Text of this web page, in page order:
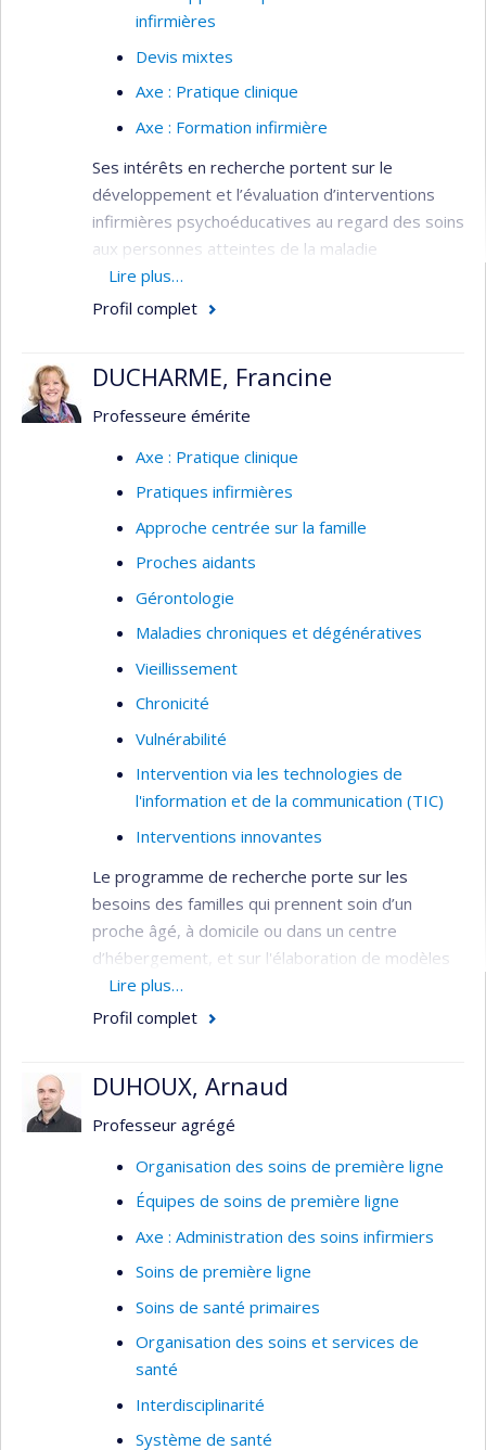
infirmières
Devis mixtes
Axe : Pratique clinique
Axe : Formation infirmière
Ses intérêts en recherche portent sur le
développement et l’évaluation d’interventions
infirmières psychoéducatives au regard des soins
aux personnes atteintes de la maladie
d'Alzheimer ou de maladies apparentées et à
leurs proches aidants. Son travail et ses études
personne âgée et à la famille, à des projets qui
ont donné lieu à des programmes de formation
sciences infirmière de l'Université de Montréal.
Son projet postdoctoral de style recherche-
action est une continuité de son sujet doctoral et
se focalise sur la clientèle âgée atteinte de
troubles neurocognitifs majeurs.
Lire plus…
Profil complet
DUCHARME, Francine
Professeure émérite
Axe : Pratique clinique
Pratiques infirmières
Approche centrée sur la famille
Proches aidants
Gérontologie
Maladies chroniques et dégénératives
Vieillissement
Chronicité
Vulnérabilité
Intervention via les technologies de
l'information et de la communication (TIC)
Interventions innovantes
Le programme de recherche porte sur les
besoins des familles qui prennent soin d’un
proche âgé, à domicile ou dans un centre
d’hébergement, et sur l'élaboration de modèles
novateurs et efficaces d’intervention en soins
infirmiers auprès de ces familles, notamment les
cognitive.
Domaines d'expertise
Proches aidants de personnes âgées
Soins aux personnes âgées et à leur famille
à domicile et en établissement de santé
Interventions psychoéducatives innovantes
pour les familles des personnes âgées
Lire plus…
Profil complet
DUHOUX, Arnaud
Professeur agrégé
Organisation des soins de première ligne
Équipes de soins de première ligne
Axe : Administration des soins infirmiers
Soins de première ligne
Soins de santé primaires
Organisation des soins et services de
santé
Interdisciplinarité
Système de santé